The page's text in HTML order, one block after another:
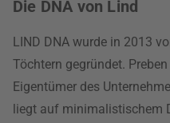
Die DNA von Lind
LIND DNA wurde in 2013
Töchtern gegründet.
Eigentümer des
liegt auf minimalistischem